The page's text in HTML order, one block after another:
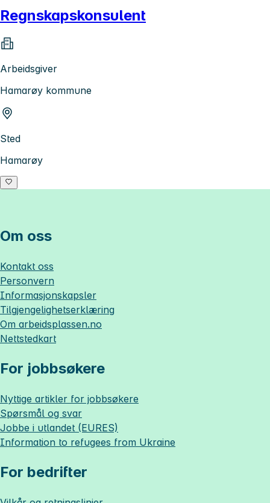
Regnskapskonsulent
Arbeidsgiver
Hamarøy kommune
Sted
Hamarøy
Om oss
Kontakt oss
Personvern
Informasjonskapsler
Tilgjengelighetserklæring
Om arbeidsplassen.no
Nettstedkart
For jobbsøkere
Nyttige artikler for jobbsøkere
Spørsmål og svar
Jobbe i utlandet (EURES)
Information to refugees from Ukraine
For bedrifter